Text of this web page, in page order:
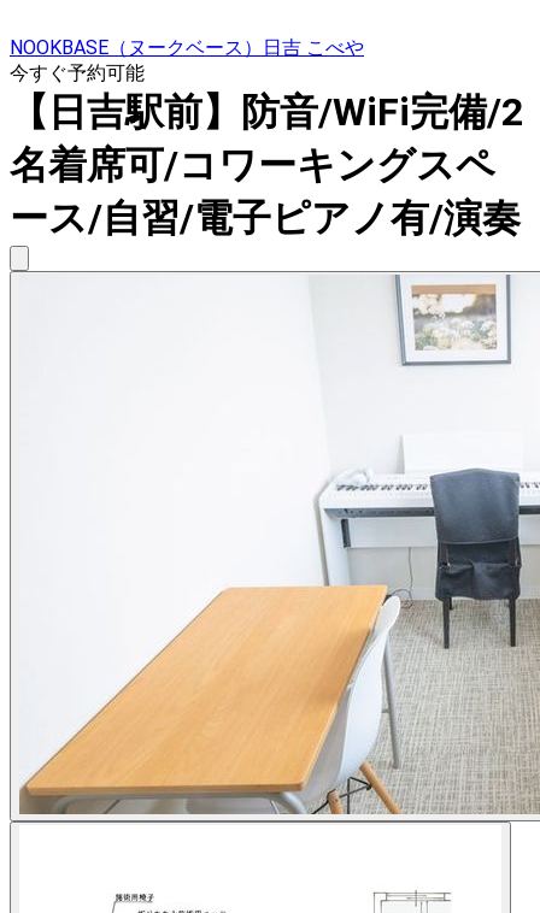
NOOKBASE（ヌークベース）日吉 こべや
今すぐ予約可能
【日吉駅前】防音/WiFi完備/2
名着席可/コワーキングスペ
ース/自習/電子ピアノ有/演奏